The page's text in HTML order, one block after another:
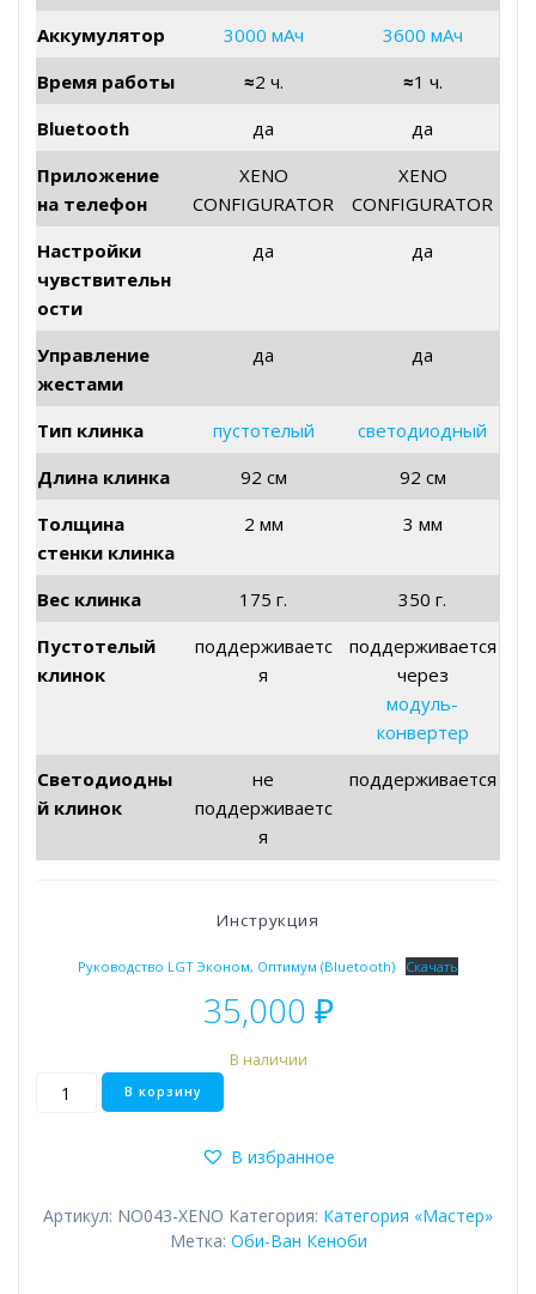
Аккумулятор 3000 мАч
3600 мАч
Время работы
≈2 ч. ≈1 ч.
Bluetooth
да
да
Приложение
на телефон
XENO
CONFIGURATOR
XENO
CONFIGURATOR
Настройки
чувствительн
ости
да да
Управление
жестами
да да
Тип клинка пустотелый
светодиодный
Длина клинка
92 см
92 см
Толщина
стенки клинка
2 мм 3 мм
Вес клинка 175 г.
350 г.
Пустотелый
клинок
поддерживаетс
я
поддерживается
через
модуль-
конвертер
Светодиодны
й клинок
не
поддерживаетс
я
поддерживается
Инструкция
Руководство LGT Эконом, Оптимум (Bluetooth) Скачать
35,000 ₽
В наличии
Количество
товара
В корзину
В избранное
Артикул: NO043-XENO Категория: Категория «Мастер»
Метка: Оби-Ван Кеноби